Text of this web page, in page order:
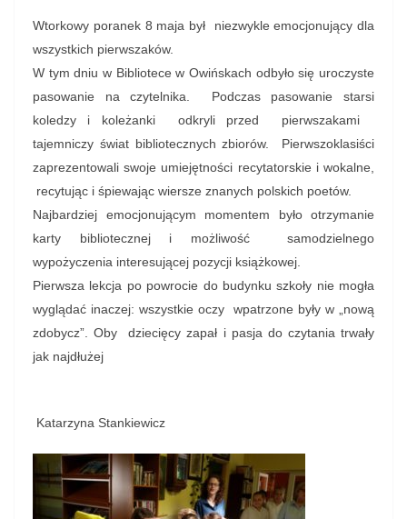
Wtorkowy poranek 8 maja był niezwykle emocjonujący dla
wszystkich pierwszaków.
W tym dniu w Bibliotece w Owińskach odbyło się uroczyste
pasowanie na czytelnika. Podczas pasowanie starsi
koledzy i koleżanki odkryli przed pierwszakami
tajemniczy świat bibliotecznych zbiorów. Pierwszoklasiści
zaprezentowali swoje umiejętności recytatorskie i wokalne,
recytując i śpiewając wiersze znanych polskich poetów.
Najbardziej emocjonującym momentem było otrzymanie
karty bibliotecznej i możliwość samodzielnego
wypożyczenia interesującej pozycji książkowej.
Pierwsza lekcja po powrocie do budynku szkoły nie mogła
wyglądać inaczej: wszystkie oczy wpatrzone były w „nową
zdobycz”. Oby dziecięcy zapał i pasja do czytania trwały
jak najdłużej
Katarzyna Stankiewicz